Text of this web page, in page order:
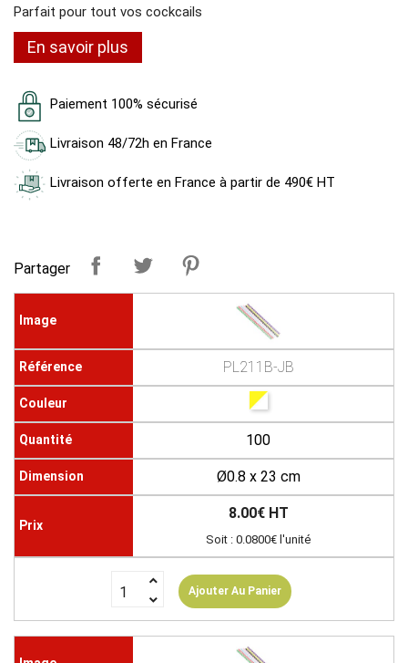
Parfait pour tout vos cockcails
En savoir plus
Paiement 100% sécurisé
Livraison 48/72h en France
Livraison offerte en France à partir de 490€ HT
Partager
PL211B-JB
100
Ø0.8 x 23 cm
8.00€ HT
Soit : 0.0800€ l'unité
Ajouter Au Panier